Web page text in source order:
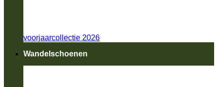
voorjaarcollectie 2026
Wandelschoenen